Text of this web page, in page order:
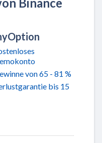
von 65 - 81 %
bis 15